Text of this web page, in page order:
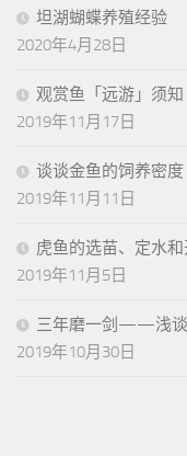
坦湖蝴蝶养殖经验
2020年4月28日
观赏鱼「远游」须
2019年11月17日
谈谈金鱼的饲养密度
2019年11月11日
虎鱼的选苗、定水和
2019年11月5日
三年磨一剑——浅
2019年10月30日